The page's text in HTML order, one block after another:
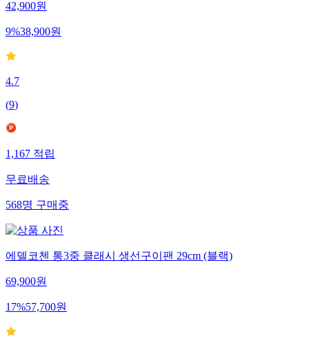
42,900원
9%38,900원
4.7
(9)
1,167적립
무료배송
568명구매중
에델코첸 통3중 클래시 생선구이팬 29cm (블랙)
69,900원
17%57,700원